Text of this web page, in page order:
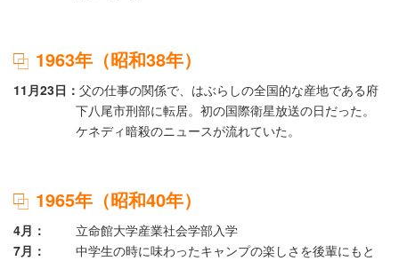
1963年（昭和38年）
11月23日
父の仕事の関係で、はぶらしの全国的な産地である府
下八尾市刑部に転居。初の国際衛星放送の日だった。
ケネディ暗殺のニュースが流れていた。
1965年（昭和40年）
4月
立命館大学産業社会学部入学
7月
中学生の時に味わったキャンプの楽しさを後輩にもと